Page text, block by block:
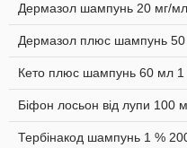
Дермазол шампунь 20 мг/
Дермазол плюс шампунь
Кето плюс шампунь 60 мл
Біфон лосьон від лупи 100
Тербінакод шампунь 1 %